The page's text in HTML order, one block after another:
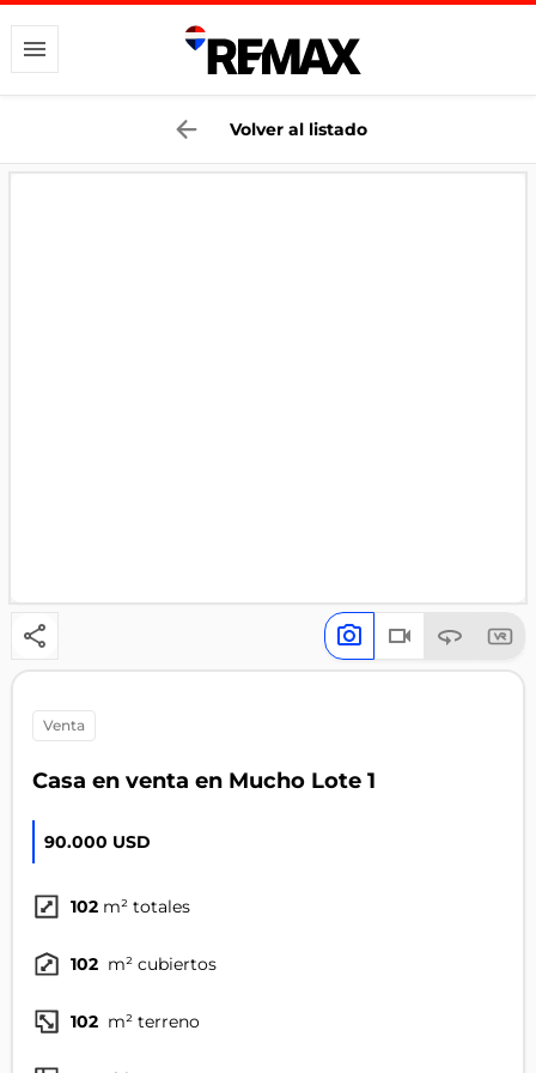
Volver al listado
venta
Casa en venta en Mucho Lote 1
90.000 USD
102 m² totales
102 m² cubiertos
102 m² terreno